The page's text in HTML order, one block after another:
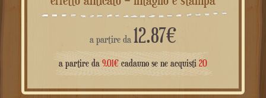
a partire da 12.87€
a partire da 9.01€ cadauno se ne acquisti20